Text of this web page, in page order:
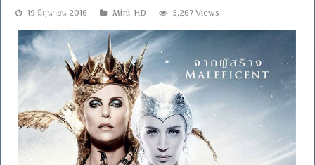
19 มิถุนายน 2016 Mini-HD 5,267 Views